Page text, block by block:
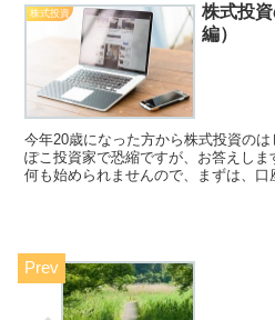
株式投資
株式投
編）
今年20歳になった方から株式投資の
ぽこ投資家で恐縮ですが、お答えしま
何も始められませんので、まずは、